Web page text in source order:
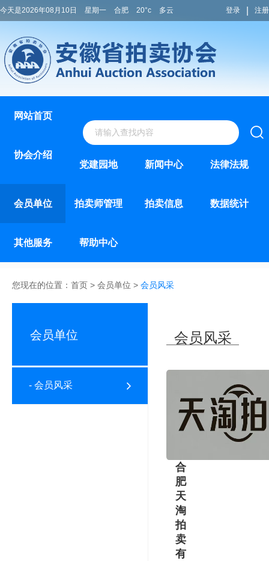
今天是2026年08月10日 星期一 合肥 20°c 多云 登录 注册
网站首页
协会介绍
党建园地
新闻中心 法律法规
会员单位 拍卖师管理 拍卖信息 数据统计
其他服务 帮助中心
您现在的位置： 首页 > 会员单位 > 会员风采
会员单位
- 会员风采
会员风采
合
肥
天
淘
拍
卖
有